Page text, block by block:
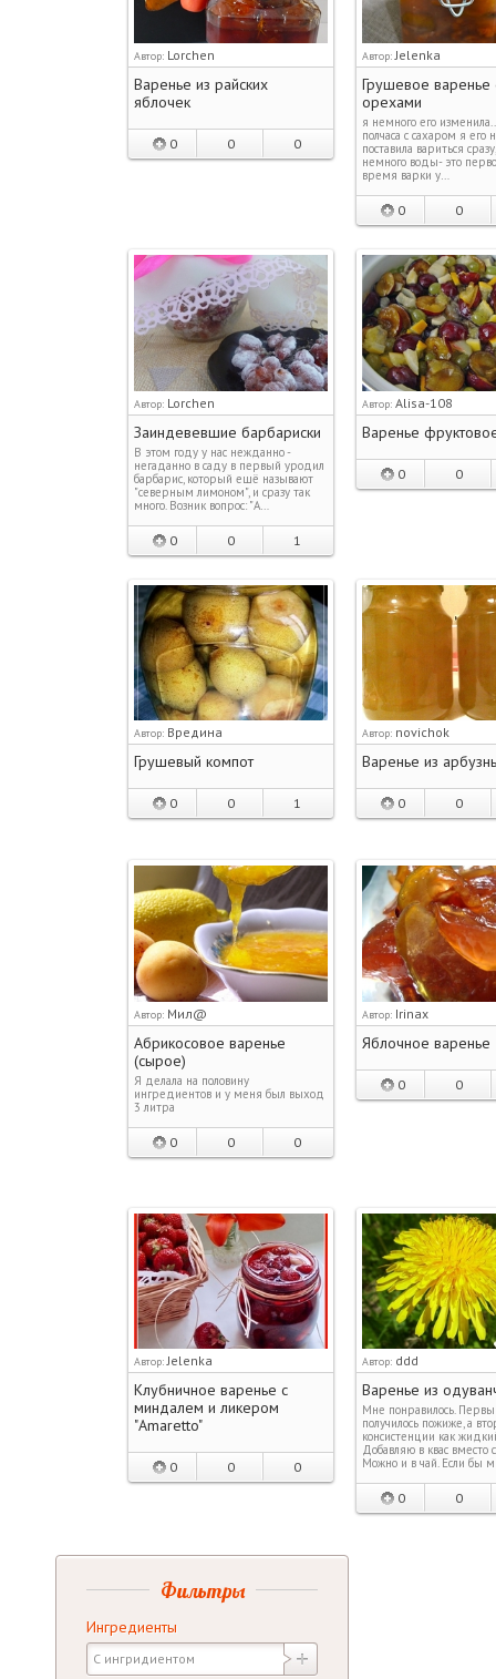
Автор: Lorchen
Варенье из райских
яблочек
0 0 0
Автор:Jelenka
Грушевое варенье
орехами
я немного его
полчаса с сахаром я его
поставила вариться
немного воды- это
время варки у…
0 0
Автор: Lorchen
Заиндевевшие барбариски
В этом году у нас нежданно -
негаданно в саду в первый уродил
барбарис, который ещё называют
"северным лимоном", и сразу так
много. Возник вопрос: "А…
0 0 1
Автор: Alisa-108
Варенье
0 0
Автор: Вредина
Грушевый компот
0 0 1
Автор: novichok
Варенье из
0 0
Автор: Мил@
Абрикосовое варенье
(сырое)
Я делала на половину
ингредиентов и у меня был выход
3 литра
0 0 0
Автор: Irinax
Яблочное варенье
0 0
Автор:Jelenka
Клубничное варенье с
миндалем и ликером
"Amaretto"
0 0 0
Автор: ddd
Варенье из
Мне понравилось.
получилось пожиже, а
консистенции как
Добавляю в квас вместо
Можно и в чай. Если бы
0 0
Фильтры
Ингредиенты